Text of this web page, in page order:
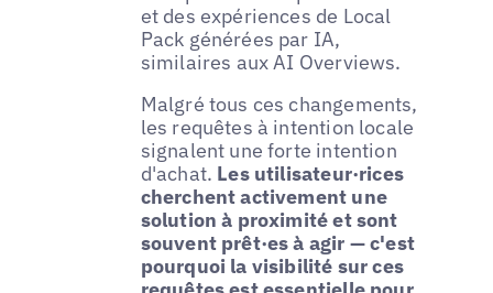
et des expériences de Local
Pack générées par IA,
similaires aux AI Overviews.
Malgré tous ces changements,
les requêtes à intention locale
signalent une forte intention
d'achat. Les utilisateur·rices
cherchent activement une
solution à proximité et sont
souvent prêt·es à agir — c'est
pourquoi la visibilité sur ces